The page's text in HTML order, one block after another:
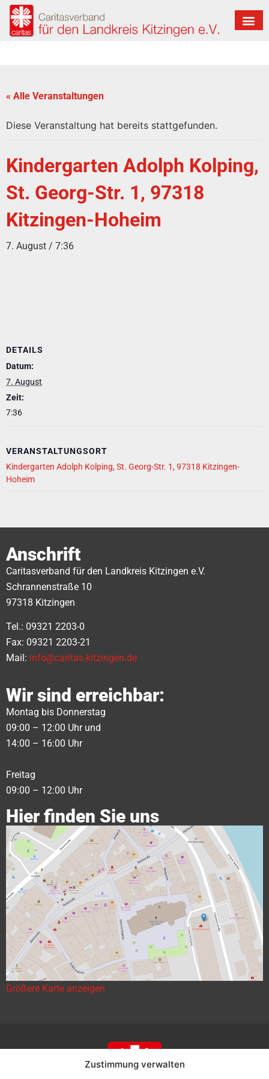
Zustimmung verwalten
« Alle Veranstaltungen
Diese Veranstaltung hat bereits stattgefunden.
Kindergarten Adolph Kolping,
St. Georg-Str. 1, 97318
Kitzingen-Hoheim
7. August / 7:36
DETAILS
Datum:
7. August
Zeit:
7:36
VERANSTALTUNGSORT
Kindergarten Adolph Kolping, St. Georg-Str. 1, 97318 Kitzingen-
Hoheim
Anschrift
Caritasverband für den Landkreis Kitzingen e.V.
Schrannenstraße 10
97318 Kitzingen
Tel.: 09321 2203-0
Fax: 09321 2203-21
Mail: info@caritas-kitzingen.de
Wir sind erreichbar:
Montag bis Donnerstag
09:00 – 12:00 Uhr und
14:00 – 16:00 Uhr
Freitag
09:00 – 12:00 Uhr
Hier finden Sie uns
Größere Karte anzeigen